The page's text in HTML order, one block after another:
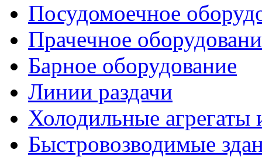
Посудомоечное
Прачечное
Барное оборудование
Линии раздачи
Холодильные агрегаты
Быстровозводимые